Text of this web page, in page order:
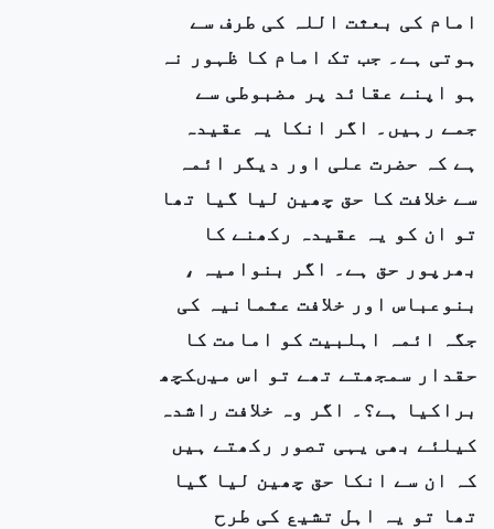
امام کی بعثت اللہ کی طرف سے
ہوتی ہے۔ جب تک امام کا ظہور نہ
ہو اپنے عقائد پر مضبوطی سے
جمے رہیں۔ اگر انکا یہ عقیدہ
ہے کہ حضرت علی اور دیگر ائمہ
سے خلافت کا حق چھین لیا گیا تھا
تو ان کو یہ عقیدہ رکھنے کا
بھرپور حق ہے۔ اگر بنوامیہ ،
بنوعباس اور خلافت عثمانیہ کی
جگہ ائمہ اہلبیت کو امامت کا
حقدار سمجھتے تھے تو اس میںکچھ
براکیا ہے؟۔ اگر وہ خلافت راشدہ
کیلئے بھی یہی تصور رکھتے ہیں
کہ ان سے انکا حق چھین لیا گیا
تھا تو یہ اہل تشیع کی طرح